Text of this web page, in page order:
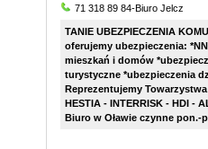
71 318 89 84-Biuro Jelcz
TANIE UBEZPIECZENIA
oferujemy ubezpieczenia:
mieszkań i domów
turystyczne *ubezpieczenia
Reprezentujemy
HESTIA - INTERRISK - HDI -
Biuro w Oławie czynne pon.-